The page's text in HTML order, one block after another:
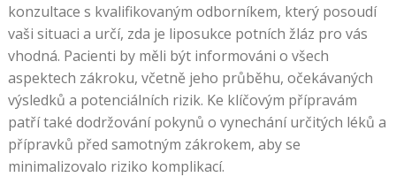
konzultace s kvalifikovaným odborníkem, který posoudí
vaši situaci a určí, zda je liposukce potních žláz pro vás
vhodná. Pacienti by měli být informováni o všech
aspektech zákroku, včetně jeho průběhu, očekávaných
výsledků a potenciálních rizik. Ke klíčovým přípravám
patří také dodržování pokynů o vynechání určitých léků a
přípravků před samotným zákrokem, aby se
minimalizovalo riziko komplikací.